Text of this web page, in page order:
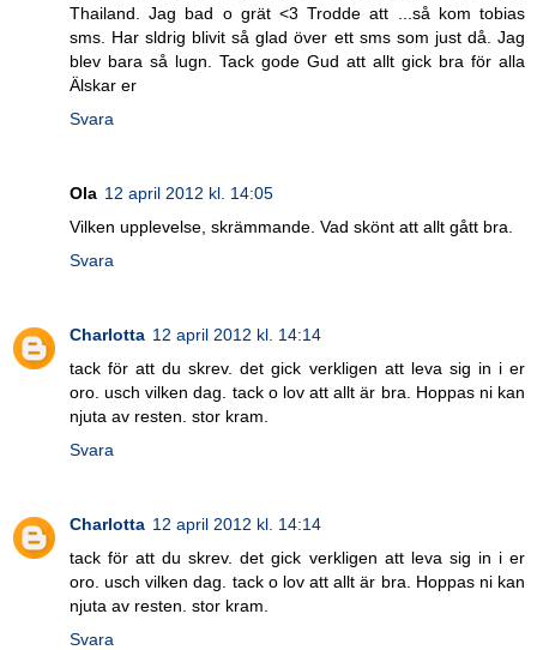
Thailand. Jag bad o grät <3 Trodde att ...så kom tobias
sms. Har sldrig blivit så glad över ett sms som just då. Jag
blev bara så lugn. Tack gode Gud att allt gick bra för alla
Älskar er
Svara
Ola 12 april 2012 kl. 14:05
Vilken upplevelse, skrämmande. Vad skönt att allt gått bra.
Svara
Charlotta 12 april 2012 kl. 14:14
tack för att du skrev. det gick verkligen att leva sig in i er
oro. usch vilken dag. tack o lov att allt är bra. Hoppas ni kan
njuta av resten. stor kram.
Svara
Charlotta 12 april 2012 kl. 14:14
tack för att du skrev. det gick verkligen att leva sig in i er
oro. usch vilken dag. tack o lov att allt är bra. Hoppas ni kan
njuta av resten. stor kram.
Svara